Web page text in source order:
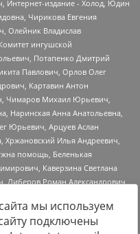
мы используем
подключены